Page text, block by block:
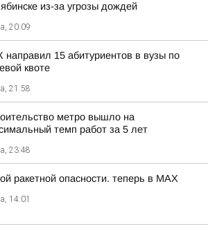
из-за угрозы дождей
20:09
направил 15 абитуриентов в вузы по
квоте
21:58
метро вышло на
темп работ за 5 лет
23:48
ракетной опасности. теперь в MAX
14:01